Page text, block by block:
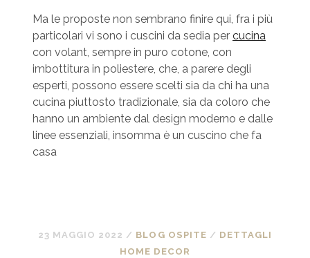
Ma le proposte non sembrano finire qui, fra i più
particolari vi sono i cuscini da sedia per cucina
con volant, sempre in puro cotone, con
imbottitura in poliestere, che, a parere degli
esperti, possono essere scelti sia da chi ha una
cucina piuttosto tradizionale, sia da coloro che
hanno un ambiente dal design moderno e dalle
linee essenziali, insomma è un cuscino che fa
casa
23 MAGGIO 2022 / BLOG OSPITE / DETTAGLI
HOME DECOR